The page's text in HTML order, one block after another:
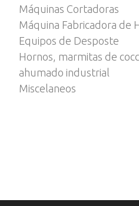
Máquinas Cortadoras
Máquina Fabricadora de
Equipos de Desposte
Hornos, marmitas de
ahumado industrial
Miscelaneos